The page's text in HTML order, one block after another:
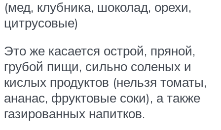
(мед, клубника, шоколад, орехи,
цитрусовые)
Это же касается острой, пряной,
грубой пищи, сильно соленых и
кислых продуктов (нельзя томаты,
ананас, фруктовые соки), а также
газированных напитков.